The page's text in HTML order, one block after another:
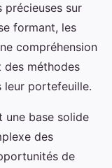
sur
formant, les
compréhension
méthodes
leur portefeuille.
une base solide
des
de